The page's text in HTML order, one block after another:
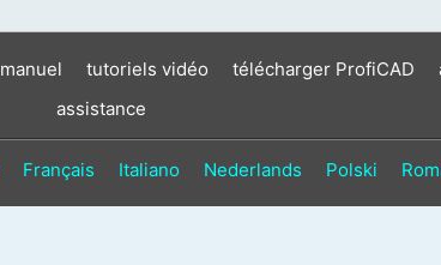
manuel tutoriels vidéo télécharger ProfiCAD
assistance
Français Italiano Nederlands Polski